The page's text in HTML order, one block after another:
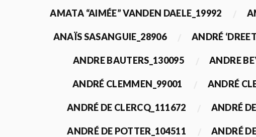
AMATA “AIMÉE” VANDEN DAELE_19992
ANAÏS SASANGUIE_28906 ANDRÉ
ANDRE BAUTERS_130095 ANDRE
ANDRÉ CLEMMEN_99001 ANDRÉ
ANDRÉ DE CLERCQ_111672 ANDRÉ
ANDRÉ DE POTTER_104511 ANDRÉ